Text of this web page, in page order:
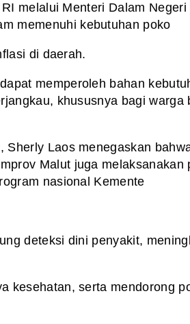
melalui Menteri Dalam Negeri
memenuhi kebutuhan poko
di daerah.
memperoleh bahan
khususnya bagi warga
Sherly Laos menegaskan
Malut juga melaksanakan
nasional Kemente
deteksi dini penyakit,
kesehatan, serta mendorong